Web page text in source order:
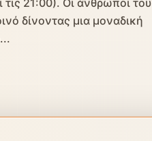
21:00). Οι άνθρωποι του
δίνοντας μια μοναδική